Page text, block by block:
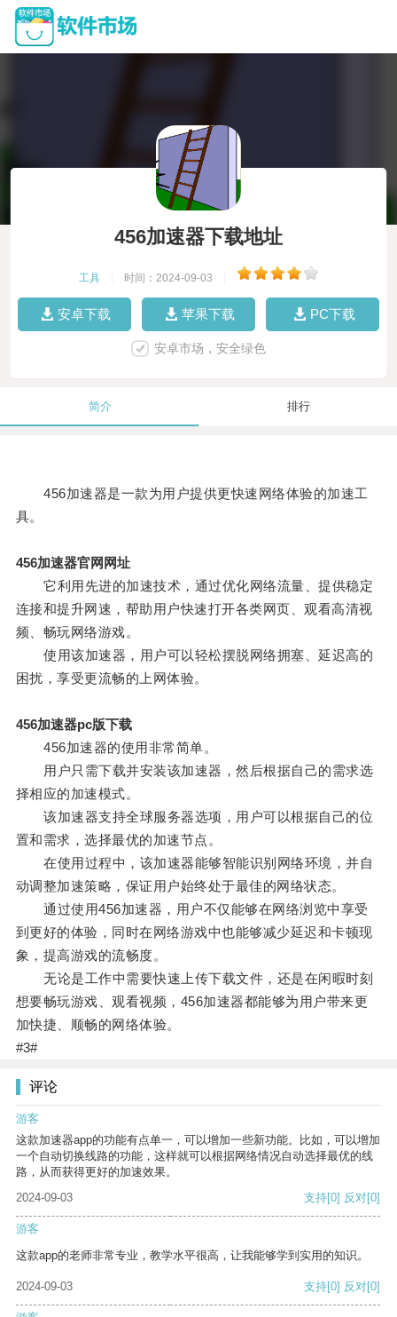
456加速器下载地址
工具 时间：2024-09-03
安卓下载 苹果下载 PC下载
安卓市场，安全绿色
简介 排行
456加速器是一款为用户提供更快速网络体验的加速工
具。
456加速器官网网址
它利用先进的加速技术，通过优化网络流量、提供稳定
连接和提升网速，帮助用户快速打开各类网页、观看高清视
频、畅玩网络游戏。
使用该加速器，用户可以轻松摆脱网络拥塞、延迟高的
困扰，享受更流畅的上网体验。
456加速器pc版下载
456加速器的使用非常简单。
用户只需下载并安装该加速器，然后根据自己的需求选
择相应的加速模式。
该加速器支持全球服务器选项，用户可以根据自己的位
置和需求，选择最优的加速节点。
在使用过程中，该加速器能够智能识别网络环境，并自
动调整加速策略，保证用户始终处于最佳的网络状态。
通过使用456加速器，用户不仅能够在网络浏览中享受
到更好的体验，同时在网络游戏中也能够减少延迟和卡顿现
象，提高游戏的流畅度。
无论是工作中需要快速上传下载文件，还是在闲暇时刻
想要畅玩游戏、观看视频，456加速器都能够为用户带来更
加快捷、顺畅的网络体验。
#3#
评论
游客
这款加速器app的功能有点单一，可以增加一些新功能。比如，可以增加
一个自动切换线路的功能，这样就可以根据网络情况自动选择最优的线
路，从而获得更好的加速效果。
2024-09-03
支持[0] 反对[0]
游客
这款app的老师非常专业，教学水平很高，让我能够学到实用的知识。
2024-09-03 支持[0] 反对[0]